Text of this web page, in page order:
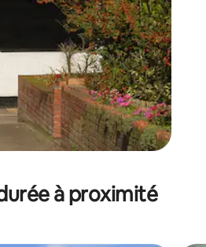
à proximité